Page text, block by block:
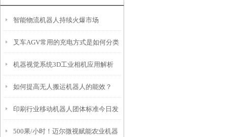
智能物流机器人持续火爆市场
叉车AGV常用的充电方式是如何分类
的？
机器视觉系统3D工业相机应用解析
如何提高无人搬运机器人的能效？
印刷行业移动机器人团体标准今日发
布
500果/小时！迈尔微视赋能农业机器